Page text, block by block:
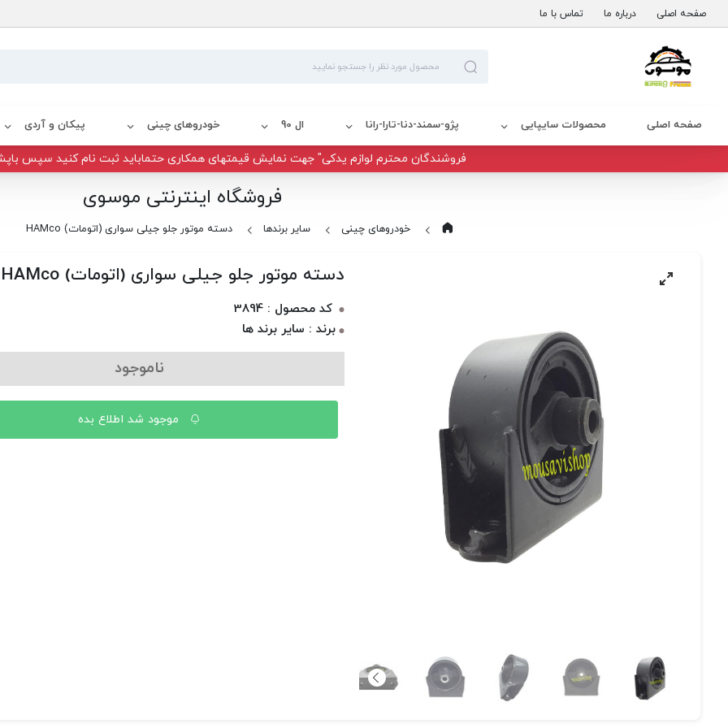
صفحه اصلی درباره ما تماس با ما
صفحه اصلی محصولات سایپایی پژو-سمند-دنا-تارا-رانا ال 90 خودروهای چینی پیکان و آردی
فروشندگان محترم لوازم یدکی" جهت نمایش قیمتهای همکاری حتماباید ثبت نام کنید سپس
فروشگاه اینترنتی موسوی
خودروهای چینی سایر برندها دسته موتور جلو جیلی سواری (اتومات) HAMco
دسته موتور جلو جیلی سواری (اتومات) HAMco
کد محصول : 3894
برند : سایر برند ها
ناموجود